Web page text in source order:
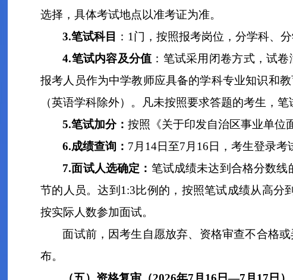
选择，具体考试地点以准考证为准。
3.笔试科目 ： 1 门，按照报考岗位，分学科、分
4.笔试内容及分值 ： 笔试采用闭卷方式，试卷
报考人员作为中学教师应具备的学科专业知识和
（英语学科除外） 。凡未按照要求答题的考生，笔
5.笔试加分：按照《关于印发自治区事业单位
6.成绩查询： 7 月 14日至7 月 16 日，考生登录考
7.面试人选确定 ： 笔试成绩未达到合格分数
节的人员。达到 1:3比例的，按照笔试成绩从高分
按实际人数参加面试。
面试前，因考生自愿放弃、资格审查不合格
布。